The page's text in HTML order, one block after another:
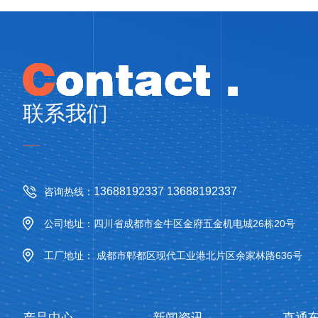
联系我们
咨询热线： 13688192337 13688192337
公司地址：四川省成都市金牛区金府五金机电城26栋20号
工厂地址： 成都市郫都区现代工业港北片区余家林路636号